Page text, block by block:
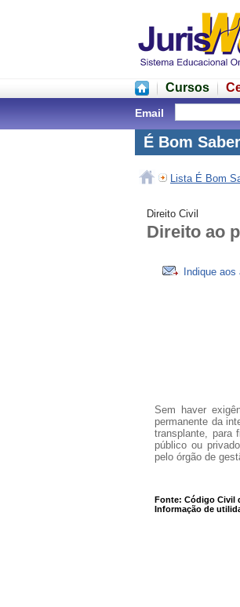
Cursos
Email
É Bom
Lista É Bom
Direito Civil
Direito ao
Indique aos
Sem haver
permanente da
transplante, para
público ou
pelo órgão de
Fonte: Código Civil
Informação de